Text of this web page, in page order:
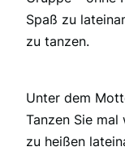
Spaß zu
zu tanzen.
Unter dem
Tanzen Sie mal
zu heißen